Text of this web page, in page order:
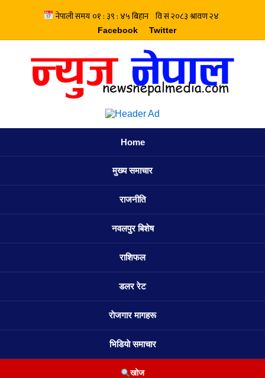
Facebook Twitter
Home
मुख्य समाचार
राजनीति
नवलपुर बिशेष
राशिफल
डलर रेट
राेजगार मागहरू
भिडियाे समाचार
खोज